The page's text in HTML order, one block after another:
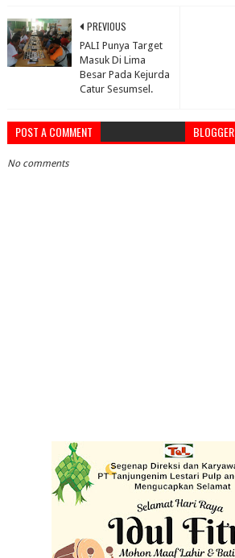
PREVIOUS
PALI Punya Target
Masuk Di Lima
Besar Pada Kejurda
Catur Sesumsel.
POST A COMMENT BLOGGER
No comments